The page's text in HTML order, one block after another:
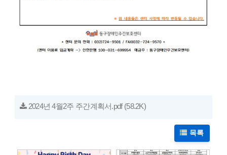
2024년 4월2주 주간계획서.pdf(58.2K)
목록